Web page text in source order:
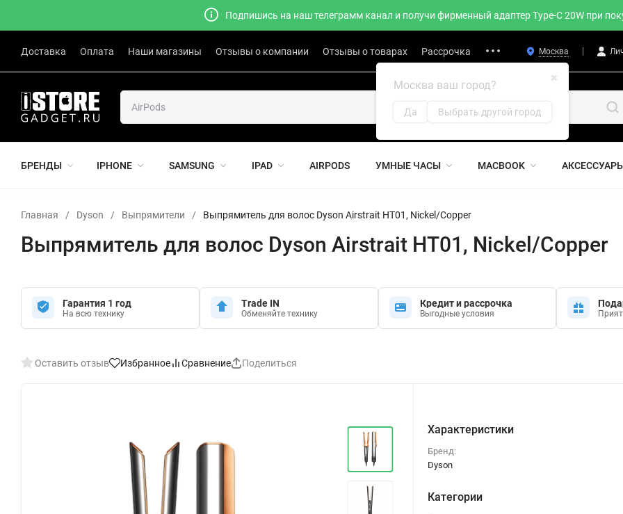
Подпишись на наш телеграмм канал и получи фирменный адаптер Type-C 20W при
Доставка Оплата Наши магазины Отзывы о компании Отзывы о товарах Рассрочка Москва
✖
Москва ваш город?
Да Выбрать другой город
БРЕНДЫ IPHONE SAMSUNG IPAD AIRPODS УМНЫЕ ЧАСЫ MACBOOK
Главная / Dyson / Выпрямители / Выпрямитель для волос Dyson Airstrait HT01, Nickel/Copper
Выпрямитель для волос Dyson Airstrait HT01, Nickel/Copper
Гарантия 1 год
На всю технику
Trade IN
Обменяйте технику
Кредит и рассрочка
Выгодные условия
Оставить отзыв Избранное Сравнение Поделиться
Характеристики
Бренд:
Dyson
Категории